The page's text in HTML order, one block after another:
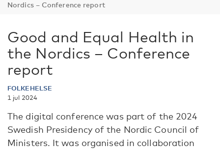
Nordics – Conference report
Good and Equal Health in
the Nordics – Conference
report
FOLKEHELSE
1 jul 2024
The digital conference was part of the 2024
Swedish Presidency of the Nordic Council of
Ministers. It was organised in collaboration